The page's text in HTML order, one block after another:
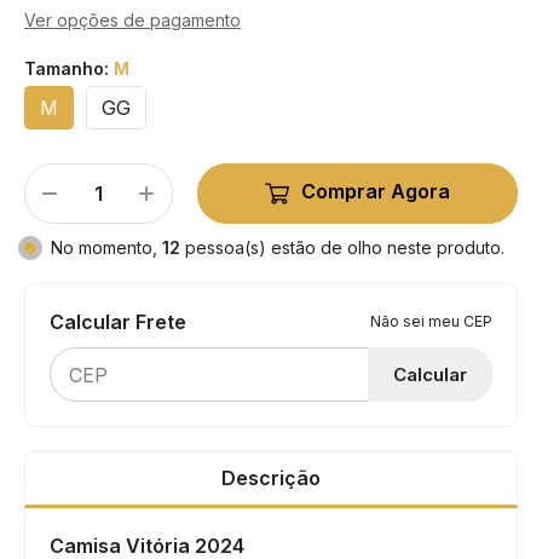
Ver opções de pagamento
Tamanho: M
M GG
Comprar Agora
No momento, 12 pessoa(s) estão de olho neste produto.
Calcular Frete Não sei meu CEP
Calcular
Descrição
Camisa Vitória 2024